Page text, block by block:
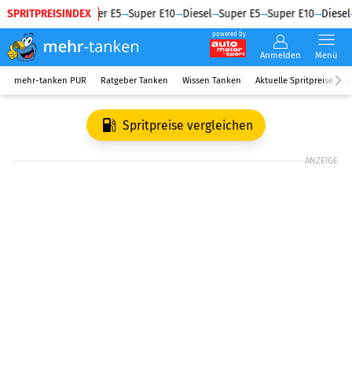
SPRITPREISINDEX
Diesel Super E5 Super E10 Diesel Super E5 Super E10 Diesel
powered by
Anmelden Menü
mehr-tanken PUR Ratgeber Tanken Wissen Tanken Aktuelle Spritpreise
Spritpreise vergleichen
ANZEIGE